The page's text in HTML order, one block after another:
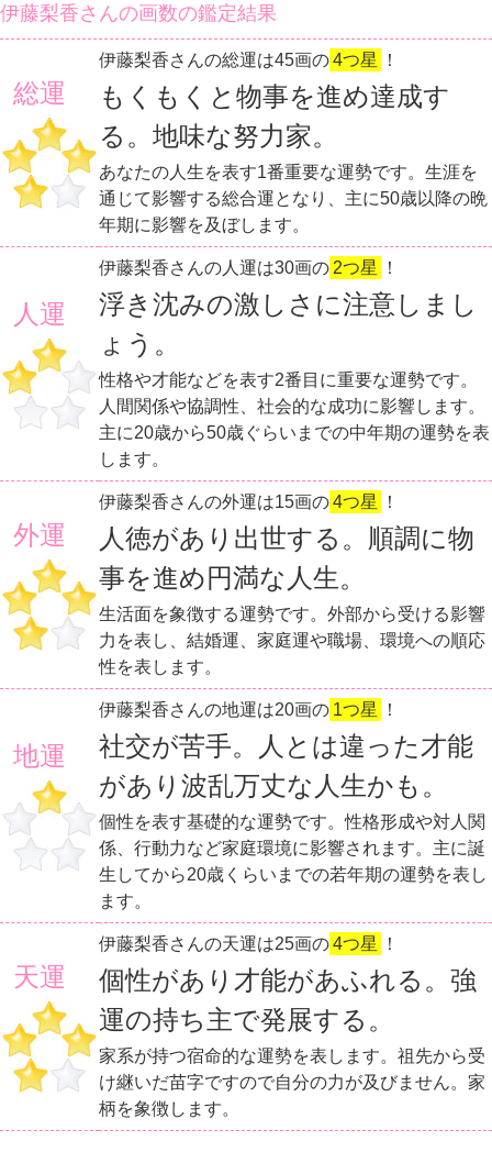
伊藤梨香さんの画数の鑑定結果
総運
伊藤梨香さんの総運は45画の4つ星 ！
もくもくと物事を進め達成す
る。地味な努力家。
あなたの人生を表す1番重要な運勢です。生涯を
通じて影響する総合運となり、主に50歳以降の晩
年期に影響を及ぼします。
人運
伊藤梨香さんの人運は30画の 2つ星 ！
浮き沈みの激しさに注意しまし
ょう。
性格や才能などを表す2番目に重要な運勢です。
人間関係や協調性、社会的な成功に影響します。
主に20歳から50歳ぐらいまでの中年期の運勢を表
します。
外運
伊藤梨香さんの外運は15画の4つ星 ！
人徳があり出世する。順調に物
事を進め円満な人生。
生活面を象徴する運勢です。外部から受ける影響
力を表し、結婚運、家庭運や職場、環境への順応
性を表します。
地運
伊藤梨香さんの地運は20画の 1つ星 ！
社交が苦手。人とは違った才能
があり波乱万丈な人生かも。
個性を表す基礎的な運勢です。性格形成や対人関
係、行動力など家庭環境に影響されます。主に誕
生してから20歳くらいまでの若年期の運勢を表し
ます。
天運
伊藤梨香さんの天運は25画の4つ星 ！
個性があり才能があふれる。強
運の持ち主で発展する。
家系が持つ宿命的な運勢を表します。祖先から受
け継いだ苗字ですので自分の力が及びません。家
柄を象徴します。